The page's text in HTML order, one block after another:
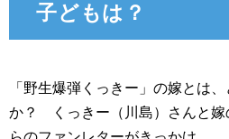
子どもは？
「野生爆弾くっきー」の嫁とは
か？ くっきー（川島）さんと嫁